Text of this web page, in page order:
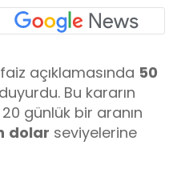
açıklamasında 50
Bu kararın
20 günlük bir aranın
dolar seviyelerine